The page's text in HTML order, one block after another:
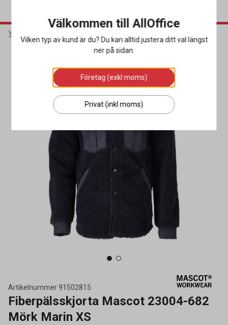
Yrkeskläder & Skydd
Miljöval
Artikelnummer91502815
Fiberpälsskjorta Mascot 23004-682
Mörk Marin XS
Välkommen till AllOffice
Vilken typ av kund är du? Du kan alltid justera ditt val längst
ner på sidan.
Företag (exkl moms)
Privat (inkl moms)